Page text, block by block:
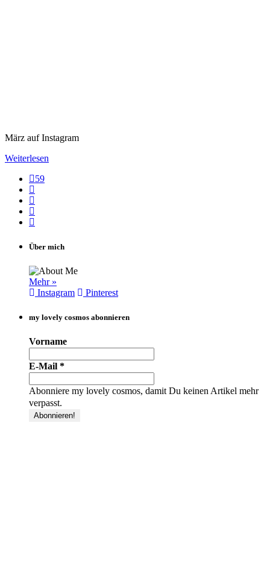
März auf Instagram
Weiterlesen
59
Über mich
Mehr »
Instagram
Pinterest
my lovely cosmos abonnieren
Vorname
E-Mail *
Abonniere my lovely cosmos, damit Du keinen Artikel mehr
verpasst.